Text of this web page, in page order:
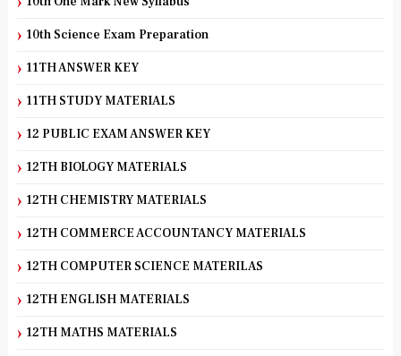
10th Science Exam Preparation
11TH ANSWER KEY
11TH STUDY MATERIALS
12 PUBLIC EXAM ANSWER KEY
12TH BIOLOGY MATERIALS
12TH CHEMISTRY MATERIALS
12TH COMMERCE ACCOUNTANCY MATERIALS
12TH COMPUTER SCIENCE MATERILAS
12TH ENGLISH MATERIALS
12TH MATHS MATERIALS